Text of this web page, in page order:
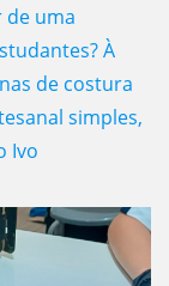
de uma
À
de costura
simples,
Ivo